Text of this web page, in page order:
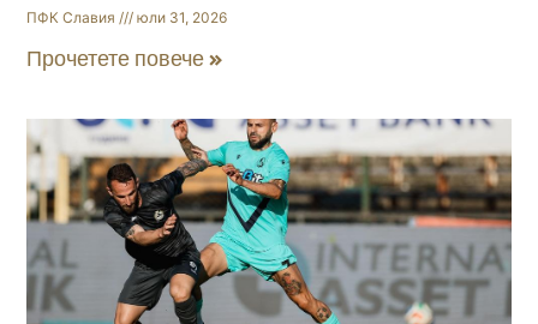
ПФК Славия юли 31, 2026
Прочетете повече »